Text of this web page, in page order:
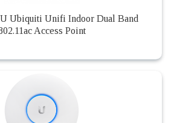
Ubiquiti Unifi Indoor Dual Band
Access Point